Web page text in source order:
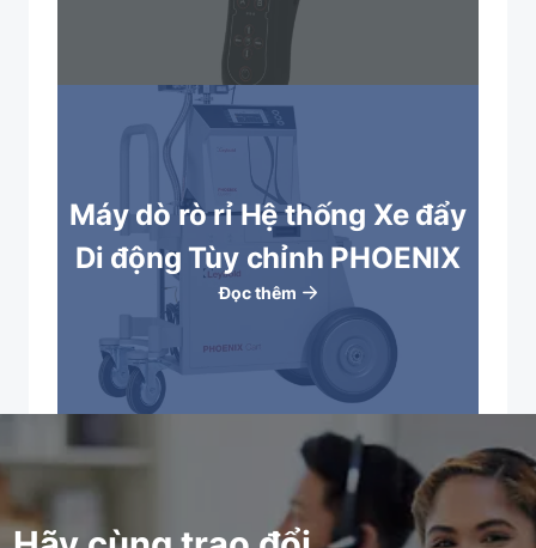
Máy dò rò rỉ Hệ thống Xe đẩy
Di động Tùy chỉnh PHOENIX
Đọc thêm